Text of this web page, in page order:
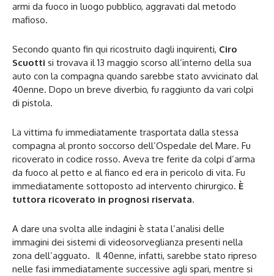
armi da fuoco in luogo pubblico, aggravati dal metodo
mafioso.
Secondo quanto fin qui ricostruito dagli inquirenti, Ciro
Scuotti si trovava il 13 maggio scorso all’interno della sua
auto con la compagna quando sarebbe stato avvicinato dal
40enne. Dopo un breve diverbio, fu raggiunto da vari colpi
di pistola.
La vittima fu immediatamente trasportata dalla stessa
compagna al pronto soccorso dell’Ospedale del Mare. Fu
ricoverato in codice rosso. Aveva tre ferite da colpi d’arma
da fuoco al petto e al fianco ed era in pericolo di vita. Fu
immediatamente sottoposto ad intervento chirurgico. È
tuttora ricoverato in prognosi riservata.
A dare una svolta alle indagini è stata l’analisi delle
immagini dei sistemi di videosorveglianza presenti nella
zona dell’agguato. Il 40enne, infatti, sarebbe stato ripreso
nelle fasi immediatamente successive agli spari, mentre si